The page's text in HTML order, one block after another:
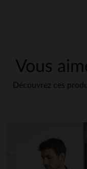
Vous
Découvrez ces